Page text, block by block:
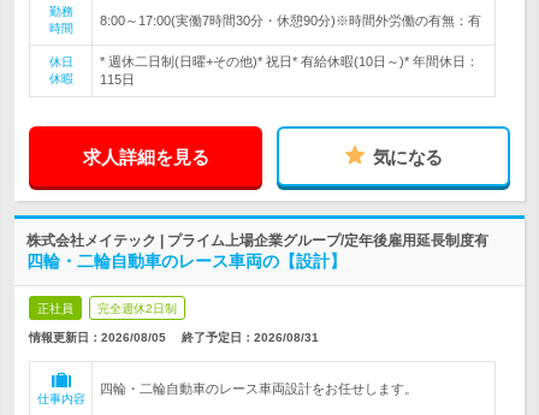
勤務
時間
8:00～17:00(実働7時間30分・休憩90分)※時間外労働の有無：有
休日
休暇
* 週休二日制(日曜+その他)* 祝日* 有給休暇(10日～)* 年間休日：
115日
求人詳細を見る 気になる
株式会社メイテック | プライム上場企業グループ/定年後雇用延長制度有
四輪・二輪自動車のレース車両の【設計】
正社員 完全週休2日制
情報更新日：2026/08/05 終了予定日： 2026/08/31
仕事内容
四輪・二輪自動車のレース車両設計をお任せします。